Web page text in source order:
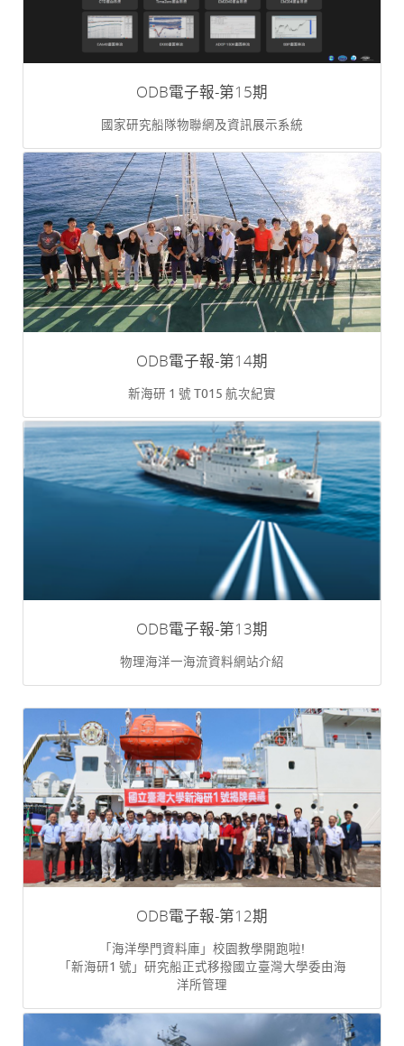
ODB電子報-第15期
國家研究船隊物聯網及資訊展示系統
ODB電子報-第14期
新海研 1 號 T015 航次紀實
ODB電子報-第13期
物理海洋一海流資料網站介紹
ODB電子報-第12期
「海洋學門資料庫」校園教學開跑啦!
「新海研1 號」研究船正式移撥國立臺灣大學委由海
洋所管理